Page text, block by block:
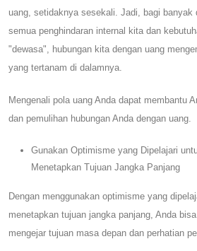
uang, setidaknya sesekali. Jadi, bagi banyak
semua penghindaran internal kita dan
"dewasa", hubungan kita dengan uang
yang tertanam di dalamnya.
Mengenali pola uang Anda dapat membantu
dan pemulihan hubungan Anda dengan uang.
Gunakan Optimisme yang Dipelajari
Menetapkan Tujuan Jangka Panjang
Dengan menggunakan optimisme yang
menetapkan tujuan jangka panjang, Anda
mengejar tujuan masa depan dan perhatian